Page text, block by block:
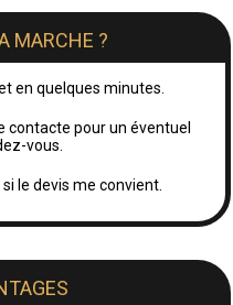
MARCHE ?
en quelques minutes.
contacte pour un éventuel
vous.
le devis me convient.